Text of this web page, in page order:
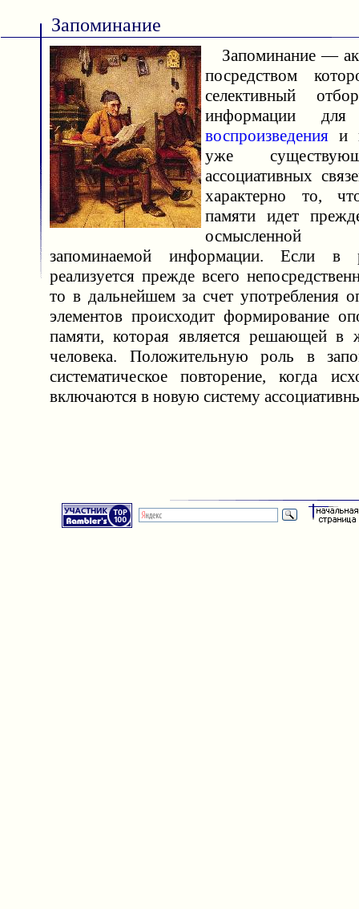
Запоминание
Запоминание —
посредством
селективный
информации для
воспроизведения и
уже
ассоциативных
характерно то,
памяти идет
осмысленной
запоминаемой информации. Если в
реализуется прежде всего
то в дальнейшем за счет употребления
элементов происходит формирование
памяти, которая является решающей в
человека. Положительную роль в
систематическое повторение, когда
включаются в новую систему